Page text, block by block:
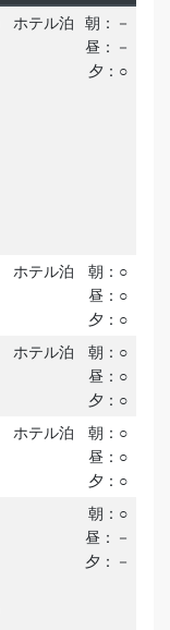
ホテル泊
朝：－
昼：－
夕：○
ホテル泊
朝：○
昼：○
夕：○
ホテル泊
朝：○
昼：○
夕：○
ホテル泊
朝：○
昼：○
夕：○
朝：○
昼：－
夕：－